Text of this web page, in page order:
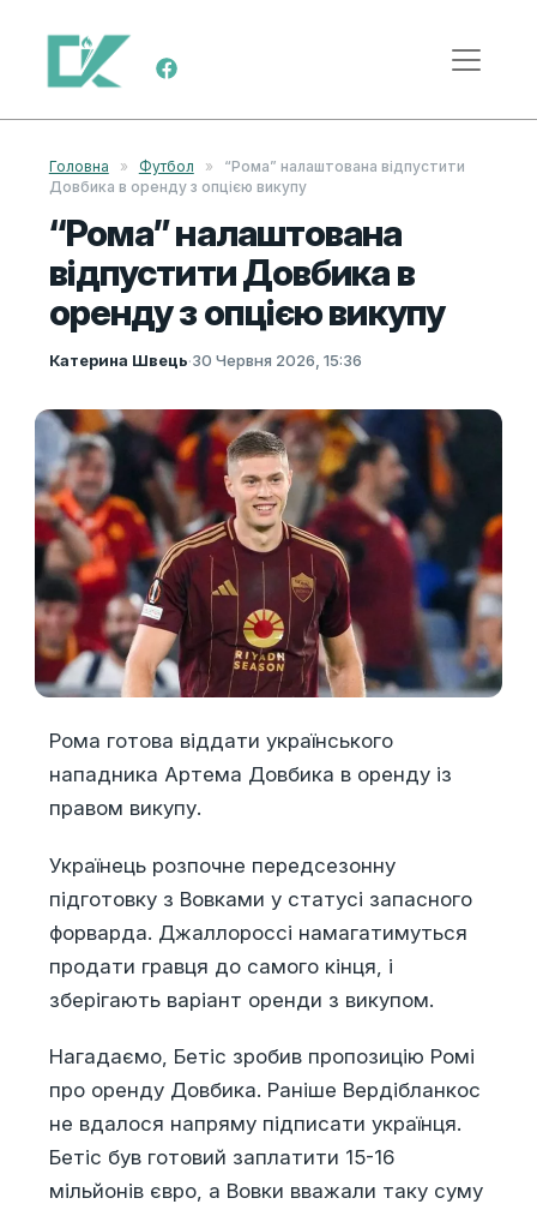
Skip to content
Main Navigation
Головна » Футбол »
“Рома” налаштована відпустити
Довбика в оренду з опцією викупу
“Рома” налаштована
відпустити Довбика в
оренду з опцією викупу
Катерина Швець·30 Червня 2026, 15:36
Рома готова віддати українського
нападника Артема Довбика в оренду із
правом викупу.
Українець розпочне передсезонну
підготовку з Вовками у статусі запасного
форварда. Джаллороссі намагатимуться
продати гравця до самого кінця, і
зберігають варіант оренди з викупом.
Нагадаємо, Бетіс зробив пропозицію Ромі
про оренду Довбика. Раніше Вердібланкос
не вдалося напряму підписати українця.
Бетіс був готовий заплатити 15-16
мільйонів євро, а Вовки вважали таку суму